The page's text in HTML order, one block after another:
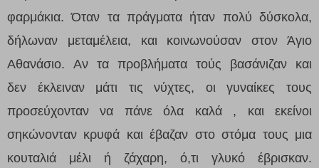
φαρμάκια. Όταν τα πράγματα ήταν πολύ δύσκολα,
δήλωναν μεταμέλεια, και κοινωνούσαν στον Άγιο
Αθανάσιο. Αν τα προβλήματα τούς βασάνιζαν και
δεν έκλειναν μάτι τις νύχτες, οι γυναίκες τους
προσεύχονταν να πάνε όλα καλά , και εκείνοι
σηκώνονταν κρυφά και έβαζαν στο στόμα τους μια
κουταλιά μέλι ή ζάχαρη, ό,τι γλυκό έβρισκαν.